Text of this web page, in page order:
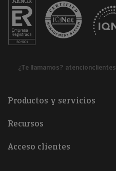
¿Te llamamos?
Productos y servicios
Recursos
Acceso clientes